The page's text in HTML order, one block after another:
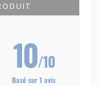
10/10
Basé sur 1 avis